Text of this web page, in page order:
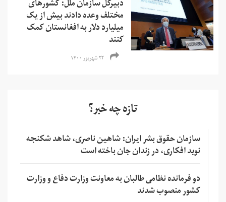
دبیرکل سازمان ملل: کشورهای
مختلف وعده دادند بیش از یک
میلیارد دلار به افغانستان کمک
کنند
۲۲ شهریور ۱۴۰۰
تازه چه خبر؟
سازمان حقوق بشر ایران: شاهین ناصری، شاهد شکنجه
نوید افکاری، در زندان جان باخته است
دو فرمانده نظامی طالبان به معاونت وزارت دفاع و وزارت
کشور منصوب شدند